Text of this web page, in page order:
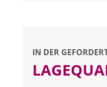
IN DER